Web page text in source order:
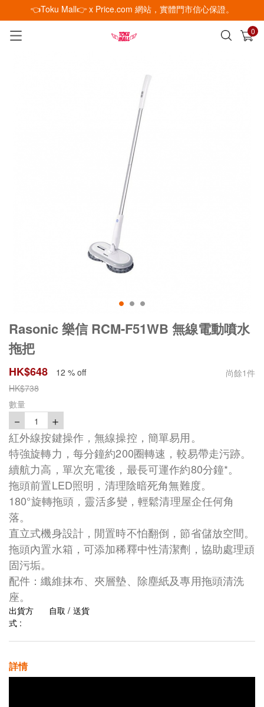
👈Toku Mall👉 x Price.com 網站，實體門市信心保證。
0
已加入購物車 查看
Rasonic 樂信 RCM-F51WB 無線電動噴水
拖把
HK$648 12 % off 尚餘1件
HK$738
數量
－ 1
＋
紅外線按鍵操作，無線操控，簡單易用。
特強旋轉力，每分鐘約200圈轉速，較易帶走污跡。
續航力高，單次充電後，最長可運作約80分鐘*。
拖頭前置LED照明，清理陰暗死角無難度。
180°旋轉拖頭，靈活多變，輕鬆清理屋企任何角
落。
直立式機身設計，閒置時不怕翻倒，節省儲放空間。
拖頭內置水箱，可添加稀釋中性清潔劑，協助處理頑
固污垢。
配件：纖維抹布、夾層墊、除塵紙及專用拖頭清洗
座。
出貨方
式 :
自取 / 送貨
詳情